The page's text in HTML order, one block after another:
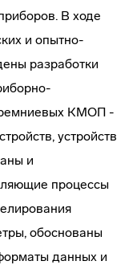
В ходе
и опытно-
разработки
КМОП -
устройств
и
процессы
обоснованы
данных и